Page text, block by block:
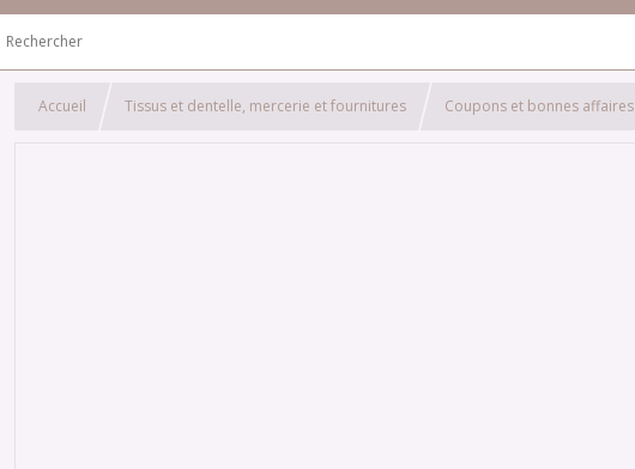
Accueil Tissus et dentelle, mercerie et fournitures Coupons et bonnes affaires